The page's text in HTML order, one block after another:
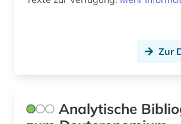
elektronische bibliothek (2)
Zur
Analytische